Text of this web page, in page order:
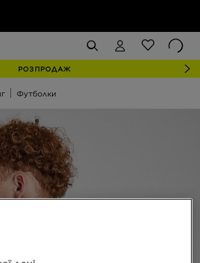
РОЗПРОДАЖ
Футболки